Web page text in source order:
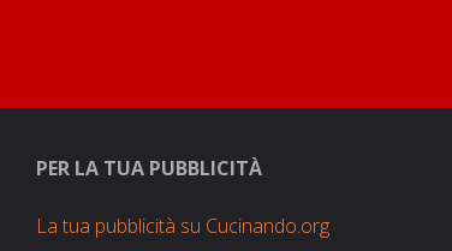
PER LA TUA PUBBLICITÀ
La tua pubblicità su Cucinando.org